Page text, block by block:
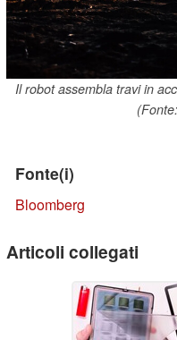
Il robot assembla travi in
Fonte(i)
Bloomberg
Articoli collegati